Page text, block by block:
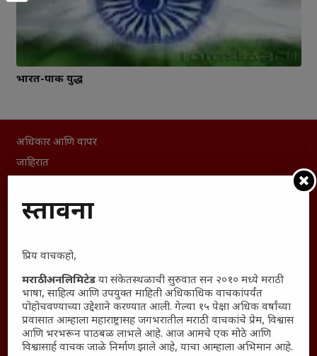
भारत-पाक युद्ध
अधिकार आणि वापर
जाहिरात
विशेष
संग्रह
English To Hindi
Kruti Dev Unicode
Polls Archive
Shop Unlimited
Thought For The Day
प्रस्तावना
प्रिय वाचकहो,
मराठी अनलिमिटेड या संकेतस्थळाची सुरुवात सन २०१० मध्ये मराठी
भाषा, साहित्य आणि उपयुक्त माहिती अधिकाधिक वाचकांपर्यंत
पोहोचवण्याच्या उद्देशाने करण्यात आली. गेल्या १५ पेक्षा अधिक वर्षांच्या
प्रवासात आम्हाला महाराष्ट्रासह जगभरातील मराठी वाचकांचे प्रेम, विश्वास
आणि भरभरून पाठबळ लाभले आहे. आज आमचे एक मोठे आणि
विश्वासार्ह वाचक जाळे निर्माण झाले आहे, याचा आम्हाला अभिमान आहे.